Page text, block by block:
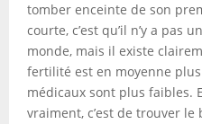
tomber enceinte de son
courte, c’est qu’il n’y a pas
monde, mais il existe
fertilité est en moyenne
médicaux sont plus faibles.
vraiment, c’est de trouver